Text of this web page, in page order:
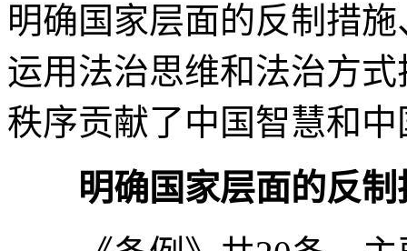
明确国家层面的反制措
运用法治思维和法治方
秩序贡献了中国智慧和
明确国家层面的反制